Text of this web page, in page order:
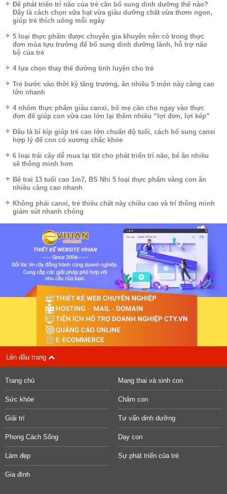
Để phát triển trí não của trẻ cần bổ sung dinh dưỡng thế nào?
Đây là cách chọn sữa hạt vừa giàu dưỡng chất vừa thơm ngon,
giúp trẻ thích uống mỗi ngày
5 loại thực phẩm được chuyên gia khuyên nên có trong thực
đơn mùa tựu trường để bổ sung dinh dưỡng lành, hỗ trợ não
bộ của trẻ
4 lựa chọn thay thế đường tinh luyện cho trẻ
Trẻ bước vào thời kỳ tăng trưởng, ăn nhiều 5 món này càng cao
lớn nhanh
4 nhóm thực phẩm giàu canxi, bố mẹ cần cho ngay vào thực
đơn để giúp con vừa cao lớn lại thêm nhiều “lợi đơn, lợi kép”
Đâu là bí kíp giúp trẻ cao lớn chuẩn độ tuổi, cách bổ sung canxi
hợp lý để con có xương chắc khỏe
6 loại trái cây dễ mua lại tốt cho phát triển trí não, bé ăn nhiều
sẽ thông minh hơn
Bé trai 13 tuổi cao 1m7, BS Nhi 5 loại thực phẩm vàng con ăn
nhiều càng cao nhanh
Không phải canxi, trẻ thiếu chất này chiều cao và trí thông minh
giảm sút nhanh chóng
Lên đầu trang
Trang chủ
Sức khỏe
Giải trí
Phong Cách Sống
Làm đẹp
Gia đình
Mang thai và sinh con
Chăm con
Tư vấn dinh dưỡng
Dạy con
Sự phát triển của trẻ